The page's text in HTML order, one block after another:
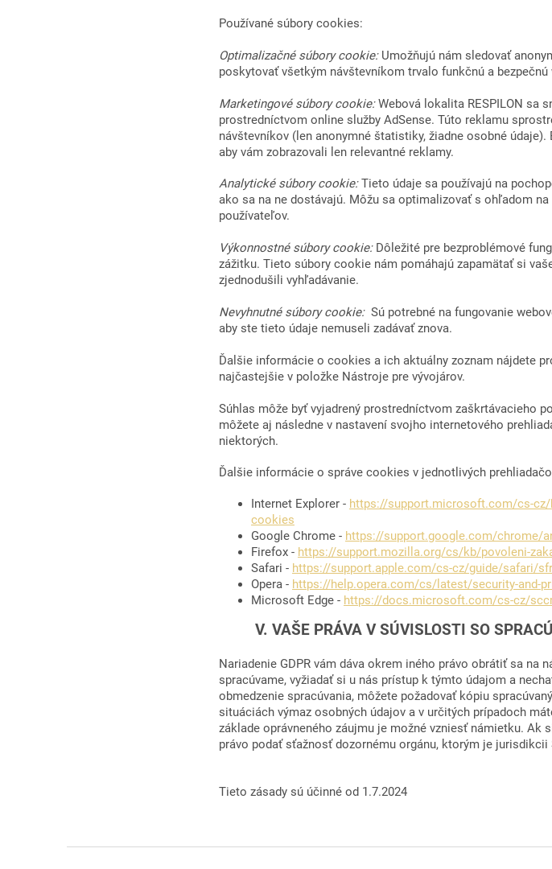
Používané súbory cookies:
Optimalizačné súbory cookie:Umožňujú nám sledovať
poskytovať všetkým návštevníkom trvalo funkčnú a bezpečnú
Marketingové súbory cookie:Webová lokalita RESPILON sa
prostredníctvom online služby AdSense. Túto reklamu
návštevníkov (len anonymné štatistiky, žiadne osobné
aby vám zobrazovali len relevantné reklamy.
Analytické súbory cookie:Tieto údaje sa používajú na
ako sa na ne dostávajú. Môžu sa optimalizovať s ohľadom
používateľov.
Výkonnostné súbory cookie:Dôležité pre bezproblémové
zážitku. Tieto súbory cookie nám pomáhajú zapamätať si
zjednodušili vyhľadávanie.
Nevyhnutné súbory cookie: Sú potrebné na fungovanie
aby ste tieto údaje nemuseli zadávať znova.
Ďalšie informácie o cookies a ich aktuálny zoznam nájdete
najčastejšie v položke Nástroje pre vývojárov.
Súhlas môže byť vyjadrený prostredníctvom zaškrtávacieho
môžete aj následne v nastavení svojho internetového
niektorých.
Ďalšie informácie o správe cookies v jednotlivých
Internet Explorer - https://support.microsoft.com/cs-cz/
cookies
Google Chrome - https://support.google.com/chrome/
Firefox - https://support.mozilla.org/cs/kb/povoleni-
Safari - https://support.apple.com/cs-cz/guide/safari/
Opera - https://help.opera.com/cs/latest/security-and-
Microsoft Edge - https://docs.microsoft.com/cs-cz/
V. VAŠE PRÁVA V SÚVISLOSTI SO
Nariadenie GDPR vám dáva okrem iného právo obrátiť sa na
spracúvame, vyžiadať si u nás prístup k týmto údajom a
obmedzenie spracúvania, môžete požadovať kópiu
situáciách výmaz osobných údajov a v určitých prípadoch
základe oprávneného záujmu je možné vzniesť námietku. Ak
právo podať sťažnosť dozornému orgánu, ktorým je jurisdikcii
Tieto zásady sú účinné od 1.7.2024